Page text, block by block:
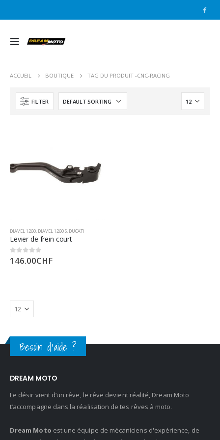
ACCUEIL BOUTIQUE TAG DU PRODUIT -CNC-RACING
FILTER
DIAVEL 1260, DIAVEL 1260 S, DUCATI
Levier de frein court
0 sur 5
146.00CHF
Besoin d'aide ?
DREAM MOTO
Le désir vient d’un rêve, le rêve devient réalité, Dream Moto
t’accompagne dans la réalisation de tes rêves à moto.
Dream Moto est une équipe de mécaniciens d'expérience, de